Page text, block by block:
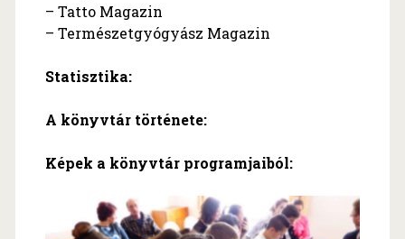
– Tatto Magazin
– Természetgyógyász Magazin
Statisztika:
A könyvtár története:
Képek a könyvtár programjaiból: